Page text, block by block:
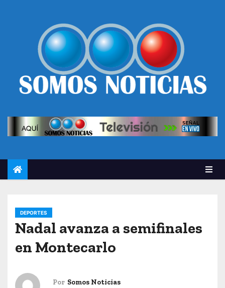
DEPORTES
Nadal avanza a semifinales
en Montecarlo
Por Somos Noticias